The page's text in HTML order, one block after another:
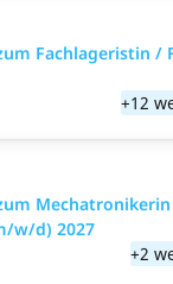
Fachlageristin /
+12
w/d) 2027
+2